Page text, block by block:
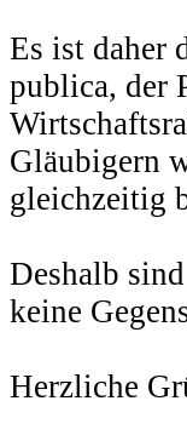
Es ist daher
publica, der
Gläubigern
gleichzeitig
Deshalb
keine
Herzliche